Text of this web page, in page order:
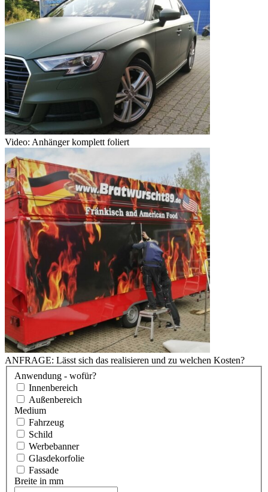
Video: Anhänger komplett foliert
ANFRAGE: Lässt sich das realisieren und zu welchen Kosten?
Anwendung - wofür?
Innenbereich
Außenbereich
Medium
Fahrzeug
Schild
Werbebanner
Glasdekorfolie
Fassade
Breite in mm